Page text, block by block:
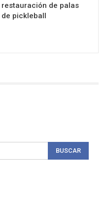
restauración de palas
de pickleball